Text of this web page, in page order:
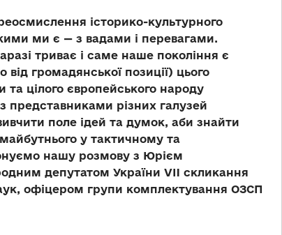
історико-культурного
ми є — з вадами і перевагами.
триває і саме наше покоління є
громадянської позиції) цього
та цілого європейського народу
представниками різних галузей
поле ідей та думок, аби знайти
у тактичному та
нашу розмову з Юрієм
депутатом України VII скликання
офіцером групи комплектування ОЗСП